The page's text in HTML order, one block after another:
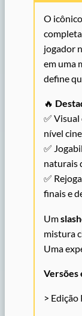
O
jogador
em uma
define
🔥
✅
nível
✅
naturais
✅
finais e
Um
mistura
Uma
Versões
>